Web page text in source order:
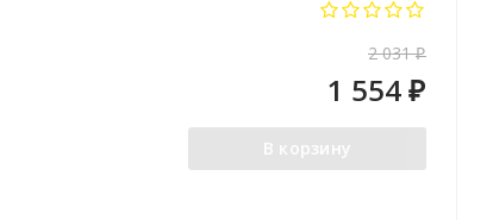
2 031₽
1 554 ₽
В корзину